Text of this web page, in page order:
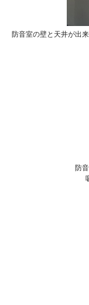
防音室の壁と天井が出
防